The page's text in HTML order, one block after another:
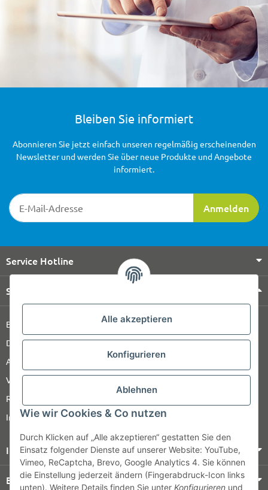
Alle akzeptieren
Konfigurieren
Ablehnen
Wie wir Cookies & Co nutzen
Durch Klicken auf „Alle akzeptieren“ gestatten Sie den
Einsatz folgender Dienste auf unserer Website: YouTube,
Vimeo, ReCaptcha, Brevo, Google Analytics 4. Sie können
die Einstellung jederzeit ändern (Fingerabdruck-Icon links
unten). Weitere Details finden Sie unter Konfigurieren und
Bleiben Sie informiert
Newsletter-Registrierung
Anmelden
Abonnieren Sie jetzt einfach unseren regelmäßig erscheinenden
Newsletter und werden Sie über neue Produkte und Angebote
informiert.
Service Hotline
Shop Service
Barrierefreiheitserklärung
Datenschutz
AGB
Versandinformationen
Retour
Impressum
Informationen
Bezahlung & Versand